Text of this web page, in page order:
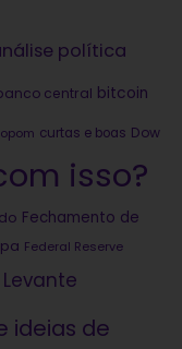
política
central bitcoin
curtas e boas Dow
isso?
Fechamento de
Federal Reserve
Levante
ideias de